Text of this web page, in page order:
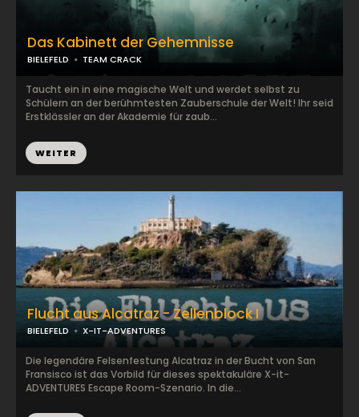
Das Kabinett der Gehemnisse
BIELEFELD TEAM CRACK
Taucht ein in eine magische Welt und werdet selbst zu
Schülern an der berühmtesten Zauberschule der Welt! Ihr seid
Erstklässler an der Akademie für zaub...
WEITER
Flucht aus Alcatraz - Zellenblock I
BIELEFELD X-IT-ADVENTURES
Die legendäre Felsenfestung Alcatraz in der Bucht von San
Fransisco ist das Vorbild für dieses spektakuläre X-it-
ADVENTURES Escape Room-Szenario. In die...